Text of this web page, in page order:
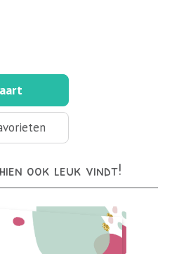
ook leuk vindt!